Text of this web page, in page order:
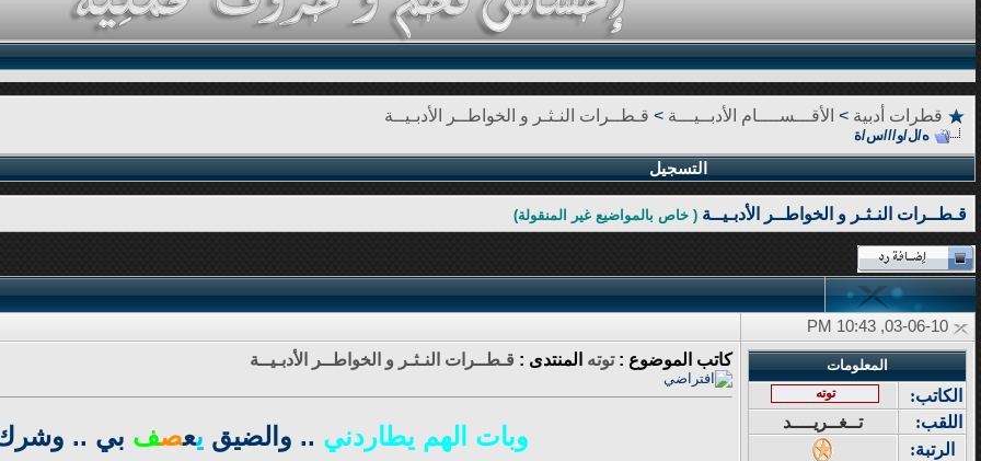
قطرات أدبية > الأقـــســــام الأدبــيـــة > قـطــرات النـثـر و الخواطــر الأدبـيــة
ه/ل/و///س/ة
التسجيل
قـطــرات النـثـر و الخواطــر الأدبـيــة ( خاص بالمواضيع غير المنقولة)
المعلومات
الكاتب: توته
اللقب:
تــغــريــــد
الرتبة:
كاتب الموضوع :توته المنتدى : قـطــرات النـثـر و الخواطــر الأدبـيــة
وبات الهم يطاردني .. والضيق يعصف بي ..